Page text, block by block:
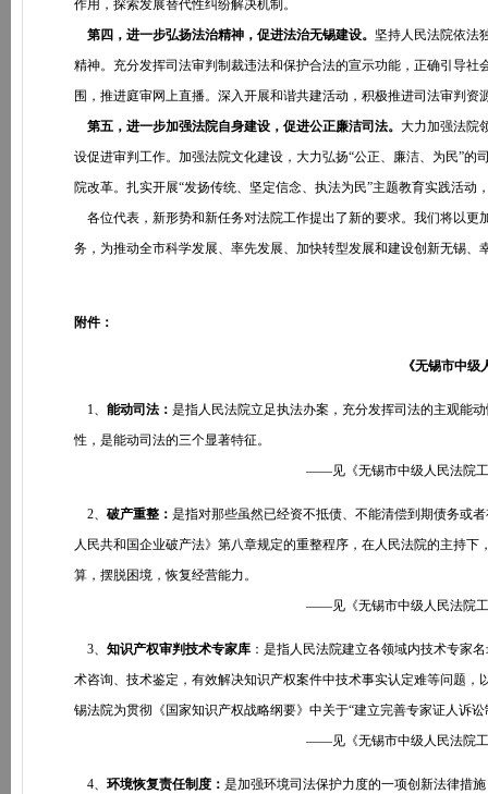
作用，探索发展替代性纠纷解决机制。
第四，进一步弘扬法治精神，促进法治无锡建设。 坚持人民法院依法
精神。充分发挥司法审判制裁违法和保护合法的宣示功能，正确引导
围，推进庭审网上直播。深入开展和谐共建活动，积极推进司法审判资
第五，进一步加强法院自身建设，促进公正廉洁司法。 大力加强法院
设促进审判工作。加强法院文化建设，大力弘扬“公正、廉洁、为民”
院改革。扎实开展“发扬传统、坚定信念、执法为民”主题教育实践活
各位代表，新形势和新任务对法院工作提出了新的要求。我们将以更
务，为推动全市科学发展、率先发展、加快转型发展和建设创新无锡、
附件：
《无锡市中
1、 能动司法： 是指人民法院立足执法办案，充分发挥司法的主观能
性，是能动司法的三个显著特征。
——见《无锡市中级人民法院工作报告
2、 破产重整： 是指对那些虽然已经资不抵债、不能清偿到期债务或
人民共和国企业破产法》第八章规定的重整程序，在人民法院的主持
算，摆脱困境，恢复经营能力。
——见《无锡市中级人民法院工作报告》
3、 知识产权审判技术专家库：是指人民法院建立各领域内技术专家
术咨询、技术鉴定，有效解决知识产权案件中技术事实认定难等问题
锡法院为贯彻《国家知识产权战略纲要》中关于“建立完善专家证人诉
——见《无锡市中级人民法院工作报告
4、 环境恢复责任制度： 是加强环境司法保护力度的一项创新法律措